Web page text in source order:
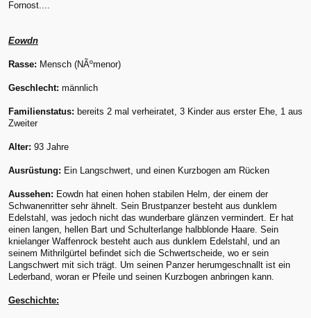
Fornost....
Eowdn
Rasse: Mensch (NÃºmenor)
Geschlecht: männlich
Familienstatus: bereits 2 mal verheiratet, 3 Kinder aus erster Ehe, 1 aus
Zweiter
Alter: 93 Jahre
Ausrüstung: Ein Langschwert, und einen Kurzbogen am Rücken
Aussehen: Eowdn hat einen hohen stabilen Helm, der einem der
Schwanenritter sehr ähnelt. Sein Brustpanzer besteht aus dunklem
Edelstahl, was jedoch nicht das wunderbare glänzen vermindert. Er hat
einen langen, hellen Bart und Schulterlange halbblonde Haare. Sein
knielanger Waffenrock besteht auch aus dunklem Edelstahl, und an
seinem Mithrilgürtel befindet sich die Schwertscheide, wo er sein
Langschwert mit sich trägt. Um seinen Panzer herumgeschnallt ist ein
Lederband, woran er Pfeile und seinen Kurzbogen anbringen kann.
Geschichte: